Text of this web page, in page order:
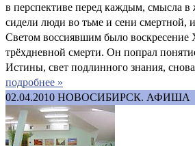
в перспективе перед каждым, смысла
сидели люди во тьме и сени смертной,
Светом воссиявшим было воскресение
трёхдневной смерти. Он попрал
Истины, свет подлинного знания,
подробнее »
02.04.2010 НОВОСИБИРСК. АФИША